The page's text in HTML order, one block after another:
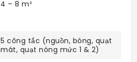
4 – 8 m²
5 công tắc (nguồn, bóng, quạt
mát, quạt nóng mức 1 & 2)